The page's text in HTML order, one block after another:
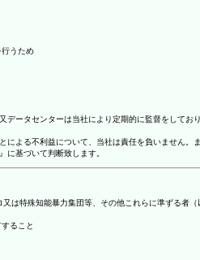
うため
ータセンターは当社により定期的に監督をしており
よる不利益について、当社は責任を負いません。
に基づいて判断致します。
特殊知能暴力集団等、その他これらに準ずる者
ること